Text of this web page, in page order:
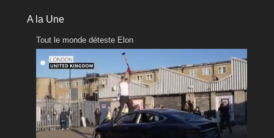
A la Une
Tout le monde déteste Elon